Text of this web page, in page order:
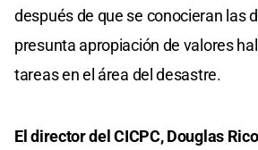
después de que se conocieran las
presunta apropiación de valores
tareas en el área del desastre.
El director del CICPC, Douglas